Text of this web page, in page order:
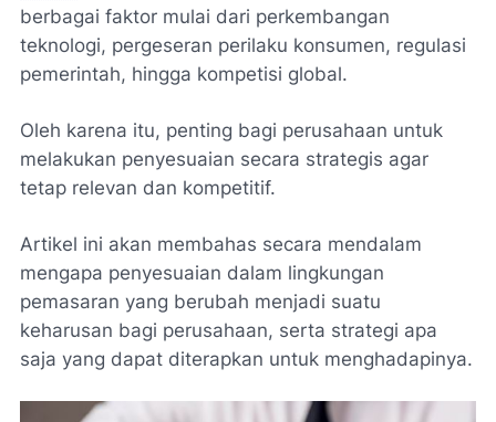
berbagai faktor mulai dari perkembangan
teknologi, pergeseran perilaku konsumen, regulasi
pemerintah, hingga kompetisi global.
Oleh karena itu, penting bagi perusahaan untuk
melakukan penyesuaian secara strategis agar
tetap relevan dan kompetitif.
Artikel ini akan membahas secara mendalam
mengapa penyesuaian dalam lingkungan
pemasaran yang berubah menjadi suatu
keharusan bagi perusahaan, serta strategi apa
saja yang dapat diterapkan untuk menghadapinya.